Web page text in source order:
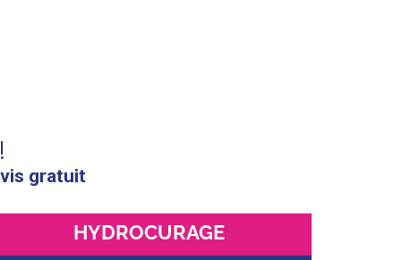
gratuit
HYDROCURAGE